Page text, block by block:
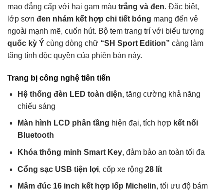
mạo đẳng cấp với hai gam màu trắng và đen. Đặc biệt,
lớp sơn đen nhám kết hợp chi tiết bóng mang đến vẻ
ngoài mạnh mẽ, cuốn hút. Bộ tem trang trí với biểu tượng
quốc kỳ Ý cùng dòng chữ “SH Sport Edition” càng làm
tăng tính độc quyền của phiên bản này.
Trang bị công nghệ tiên tiến
Hệ thống đèn LED toàn diện, tăng cường khả năng
chiếu sáng
Màn hình LCD phân tầng hiện đại, tích hợp kết nối
Bluetooth
Khóa thông minh Smart Key, đảm bảo an toàn tối đa
Cổng sạc USB tiện lợi, cốp xe rộng 28 lít
Mâm đúc 16 inch kết hợp lốp Michelin, tối ưu độ bám